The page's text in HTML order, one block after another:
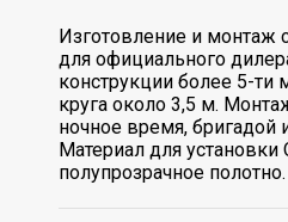
Изготовление и монтаж
для официального
конструкции более 5-ти
круга около 3,5 м.
ночное время, бригадой
Материал для установки
полупрозрачное полотно.